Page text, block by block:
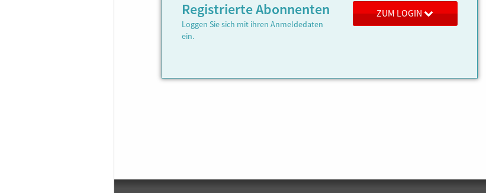
Registrierte Abonnenten
Loggen Sie sich mit ihren Anmeldedaten
ein.
ZUM LOGIN